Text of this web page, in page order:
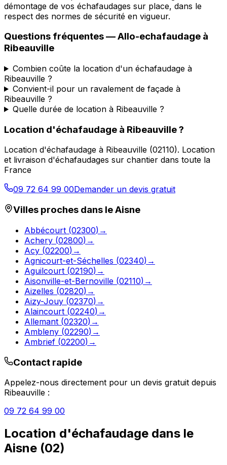
démontage de vos échafaudages sur place, dans le
respect des normes de sécurité en vigueur.
Questions fréquentes —Allo-echafaudage à
Ribeauville
Combien coûte la location d'un échafaudage à
Ribeauville ?
Convient-il pour un ravalement de façade à
Ribeauville ?
Quelle durée de location à Ribeauville ?
Location d'échafaudage à Ribeauville?
Location d'échafaudage à Ribeauville (02110). Location
et livraison d'échafaudages sur chantier dans toute la
France
09 72 64 99 00Demander un devis gratuit
Villes proches dans leAisne
Abbécourt (02300) →
Achery (02800) →
Acy (02200) →
Agnicourt-et-Séchelles (02340) →
Aguilcourt (02190) →
Aisonville-et-Bernoville (02110) →
Aizelles (02820) →
Aizy-Jouy (02370) →
Alaincourt (02240) →
Allemant (02320) →
Ambleny (02290) →
Ambrief (02200) →
Contact rapide
Appelez-nous directement pour un devis gratuit depuis
Ribeauville :
09 72 64 99 00
Location d'échafaudage dans le
Aisne (02)